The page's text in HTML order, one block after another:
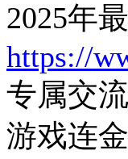
2025年
https://
专属交
游戏连